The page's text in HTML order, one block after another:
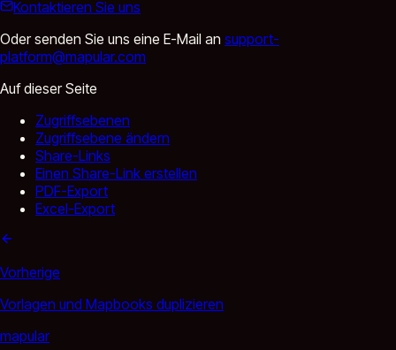
Kontaktieren Sie uns
Oder senden Sie uns eine E-Mail an support-
platform@mapular.com
Auf dieser Seite
Zugriffsebenen
Zugriffsebene ändern
Share-Links
Einen Share-Link erstellen
PDF-Export
Excel-Export
Vorherige
Vorlagen und Mapbooks duplizieren
mapular